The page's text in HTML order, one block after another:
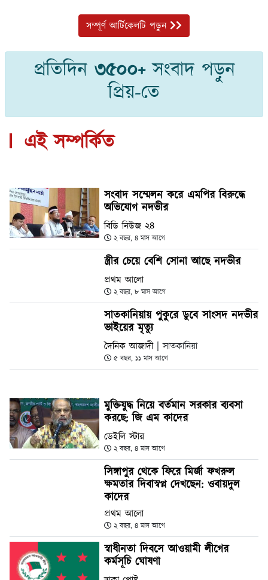
সম্পূর্ণ আর্টিকেলটি পড়ুন
প্রতিদিন ৩৫০০+সংবাদ পড়ুন
প্রিয়-তে
এই সম্পর্কিত
সংবাদ সম্মেলন করে এমপির বিরুদ্ধে
অভিযোগ নদভীর
বিডি নিউজ ২৪
২ বছর, ৪ মাস আগে
স্ত্রীর চেয়ে বেশি সোনা আছে নদভীর
প্রথম আলো
২ বছর, ৮ মাস আগে
সাতকানিয়ায় পুকুরে ডুবে সাংসদ নদভীর
ভাইয়ের মৃত্যু
দৈনিক আজাদী | সাতকানিয়া
৫ বছর, ১১ মাস আগে
মুক্তিযুদ্ধ নিয়ে বর্তমান সরকার ব্যবসা
করছে: জি এম কাদের
ডেইলি স্টার
২ বছর, ৪ মাস আগে
সিঙ্গাপুর থেকে ফিরে মির্জা ফখরুল
ক্ষমতার দিবাস্বপ্ন দেখছেন: ওবায়দুল
কাদের
প্রথম আলো
২ বছর, ৪ মাস আগে
স্বাধীনতা দিবসে আওয়ামী লীগের
কর্মসূচি ঘোষণা